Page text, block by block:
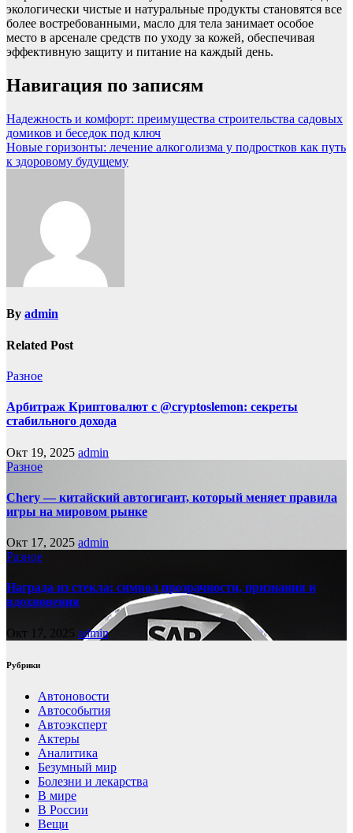
экологически чистые и натуральные продукты становятся все
более востребованными, масло для тела занимает особое
место в арсенале средств по уходу за кожей, обеспечивая
эффективную защиту и питание на каждый день.
Навигация по записям
Надежность и комфорт: преимущества строительства садовых
домиков и беседок под ключ
Новые горизонты: лечение алкоголизма у подростков как путь
к здоровому будущему
By admin
Related Post
Разное
Арбитраж Криптовалют с @cryptoslemon: секреты
стабильного дохода
Окт 19, 2025 admin
Разное
Chery — китайский автогигант, который меняет правила
игры на мировом рынке
Окт 17, 2025 admin
Разное
Награда из стекла: символ прозрачности, признания и
вдохновения
Окт 17, 2025 admin
Рубрики
Автоновости
Автособытия
Автоэксперт
Актеры
Аналитика
Безумный мир
Болезни и лекарства
В мире
В России
Вещи